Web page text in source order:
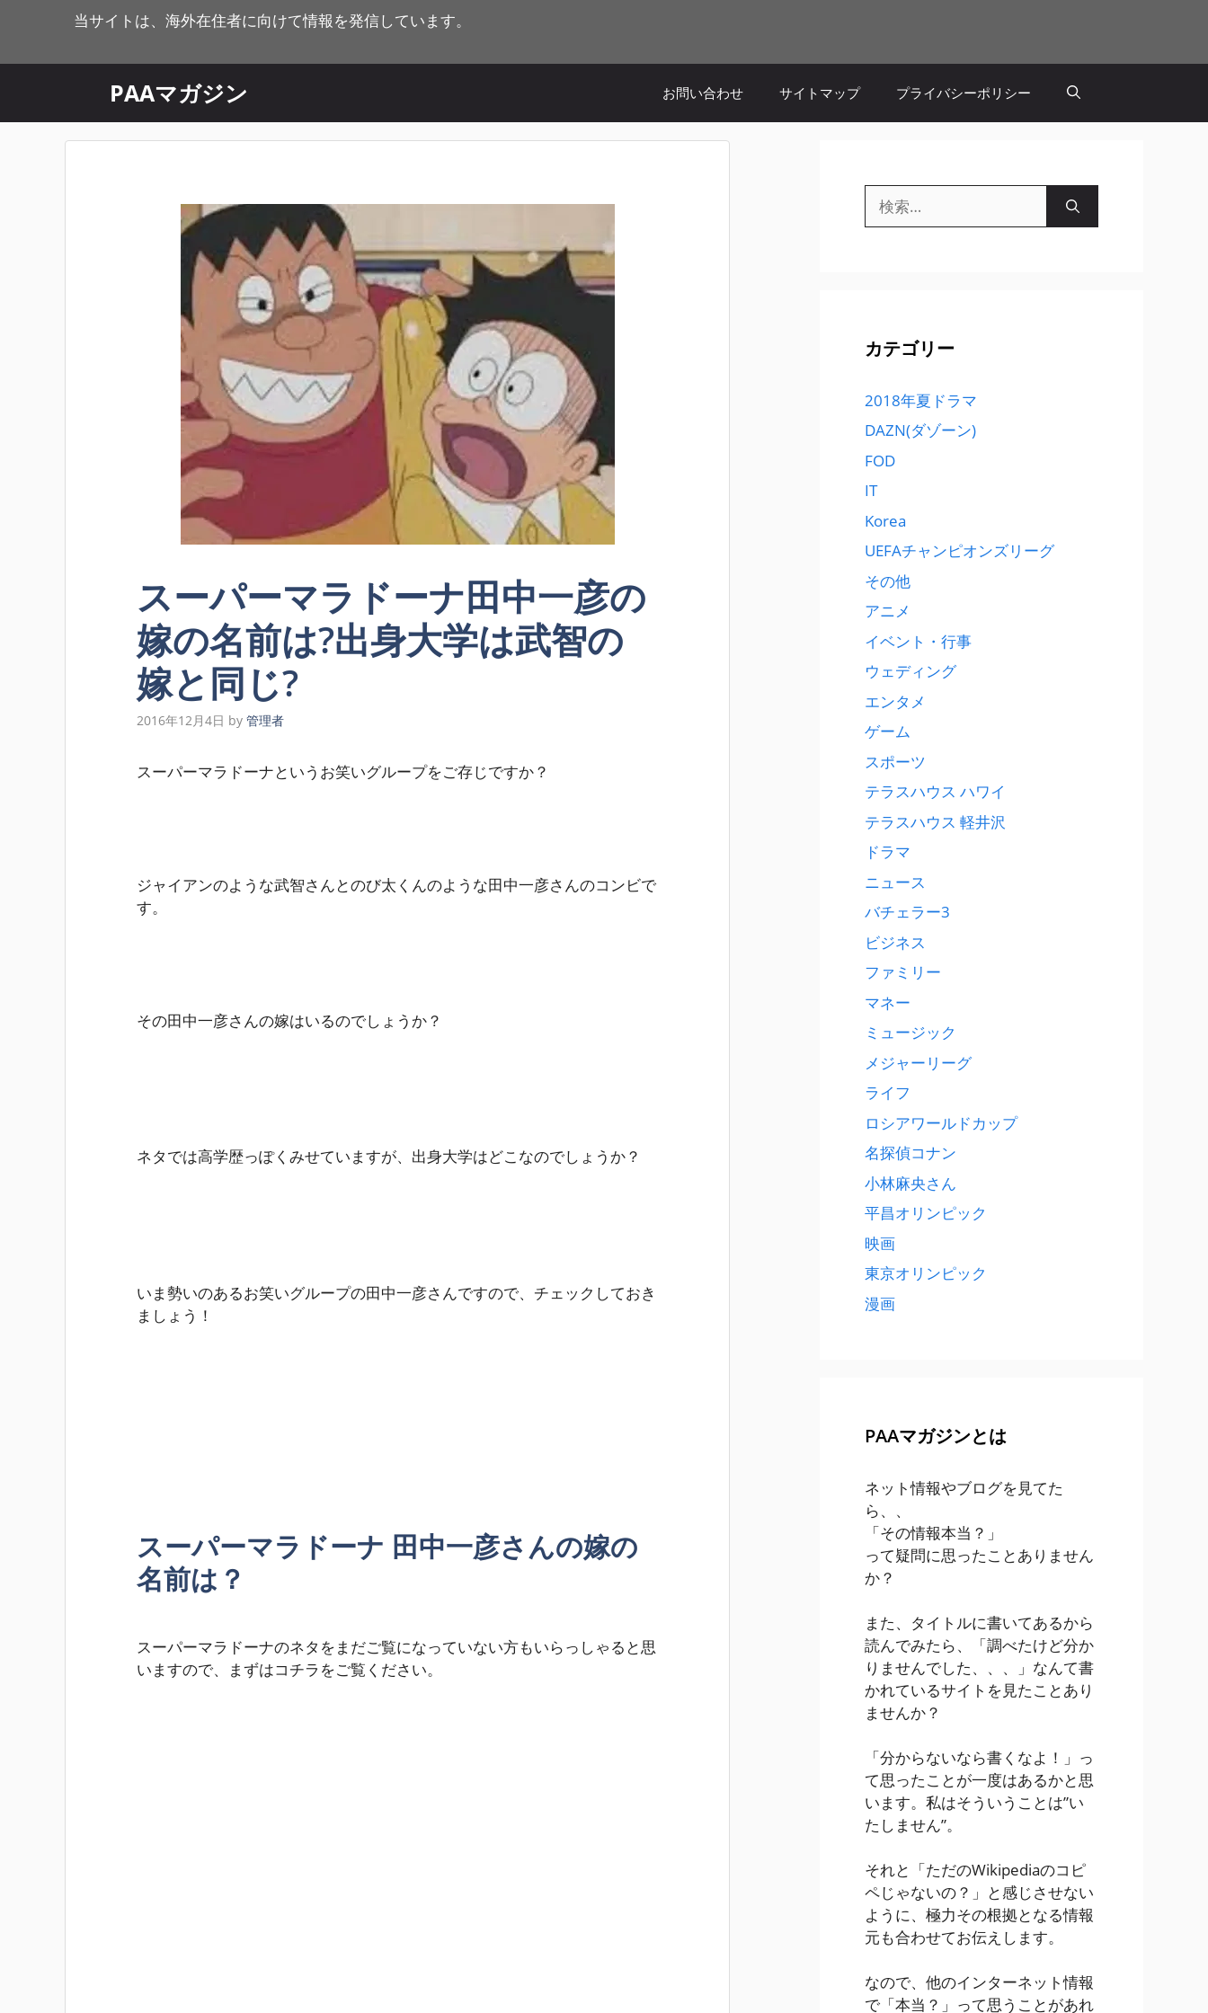
へ
当サイトは、海外在住者に向けて情報を発信しています。
PAAマガジン お問い合わせ サイトマップ プライバシーポリシー
スーパーマラドーナ田中一彦の
嫁の名前は?出身大学は武智の
嫁と同じ?
2016年12月4日 by 管理者
スーパーマラドーナというお笑いグループをご存じですか？
ジャイアンのような武智さんとのび太くんのような田中一彦さんのコンビで
す。
その田中一彦さんの嫁はいるのでしょうか？
ネタでは高学歴っぽくみせていますが、出身大学はどこなのでしょうか？
いま勢いのあるお笑いグループの田中一彦さんですので、チェックしておき
ましょう！
スーパーマラドーナ 田中一彦さんの嫁の
名前は？
スーパーマラドーナのネタをまだご覧になっていない方もいらっしゃると思
いますので、まずはコチラをご覧ください。
索:
カテゴリー
2018年夏ドラマ
DAZN(ダゾーン)
FOD
IT
Korea
UEFAチャンピオンズリーグ
その他
アニメ
イベント・行事
ウェディング
エンタメ
ゲーム
スポーツ
テラスハウス ハワイ
テラスハウス 軽井沢
ドラマ
ニュース
バチェラー3
ビジネス
ファミリー
マネー
ミュージック
メジャーリーグ
ライフ
ロシアワールドカップ
名探偵コナン
小林麻央さん
平昌オリンピック
映画
東京オリンピック
漫画
PAAマガジンとは
ネット情報やブログを見てた
ら、、
「その情報本当？」
って疑問に思ったことありません
か？
また、タイトルに書いてあるから
読んでみたら、「調べたけど分か
りませんでした、、、」なんて書
かれているサイトを見たことあり
ませんか？
「分からないなら書くなよ！」っ
て思ったことが一度はあるかと思
います。私はそういうことは”い
たしません”。
それと「ただのWikipediaのコピ
ペじゃないの？」と感じさせない
ように、極力その根拠となる情報
元も合わせてお伝えします。
なので、他のインターネット情報
で「本当？」って思うことがあれ